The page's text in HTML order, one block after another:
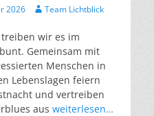
2026 AutorTeam Lichtblick
treiben wir es im
Gemeinsam mit
Menschen in
Lebenslagen feiern
und vertreiben
aus weiterlesen…